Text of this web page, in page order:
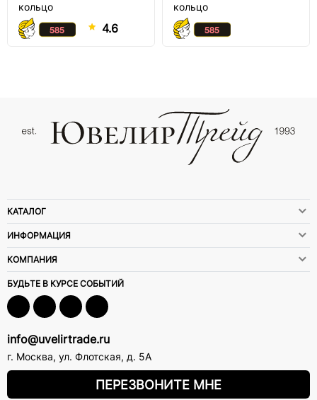
кольцо
4.6
кольцо
КАТАЛОГ
ИНФОРМАЦИЯ
КОМПАНИЯ
БУДЬТЕ В КУРСЕ СОБЫТИЙ
info@uvelirtrade.ru
г. Москва, ул. Флотская, д. 5А
ПЕРЕЗВОНИТЕ МНЕ